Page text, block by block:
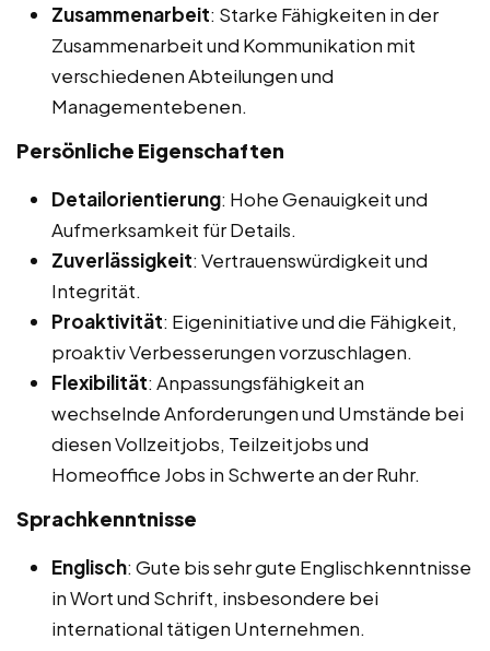
Zusammenarbeit: Starke Fähigkeiten in der
Zusammenarbeit und Kommunikation mit
verschiedenen Abteilungen und
Managementebenen.
Persönliche Eigenschaften
Detailorientierung: Hohe Genauigkeit und
Aufmerksamkeit für Details.
Zuverlässigkeit: Vertrauenswürdigkeit und
Integrität.
Proaktivität: Eigeninitiative und die Fähigkeit,
proaktiv Verbesserungen vorzuschlagen.
Flexibilität: Anpassungsfähigkeit an
wechselnde Anforderungen und Umstände bei
diesen Vollzeitjobs, Teilzeitjobs und
Homeoffice Jobs in Schwerte an der Ruhr.
Sprachkenntnisse
Englisch: Gute bis sehr gute Englischkenntnisse
in Wort und Schrift, insbesondere bei
international tätigen Unternehmen.